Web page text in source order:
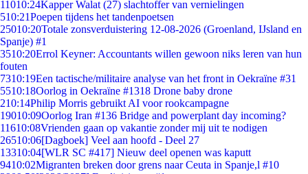
11010:24Kapper Walat (27) slachtoffer van vernielingen
510:21Poepen tijdens het tandenpoetsen
25010:20Totale zonsverduistering 12-08-2026 (Groenland, IJsland en
Spanje) #1
3510:20Errol Keyner: Accountants willen gewoon niks leren van hun
fouten
7310:19Een tactische/militaire analyse van het front in Oekraïne #31
5510:18Oorlog in Oekraïne #1318 Drone baby drone
210:14Philip Morris gebruikt AI voor rookcampagne
19010:09Oorlog Iran #136 Bridge and powerplant day incoming?
11610:08Vrienden gaan op vakantie zonder mij uit te nodigen
26510:06[Dagboek] Veel aan hoofd - Deel 27
13310:04[WLR SC #417] Nieuw deel openen was kaputt
9410:02Migranten breken door grens naar Ceuta in Spanje,l #10